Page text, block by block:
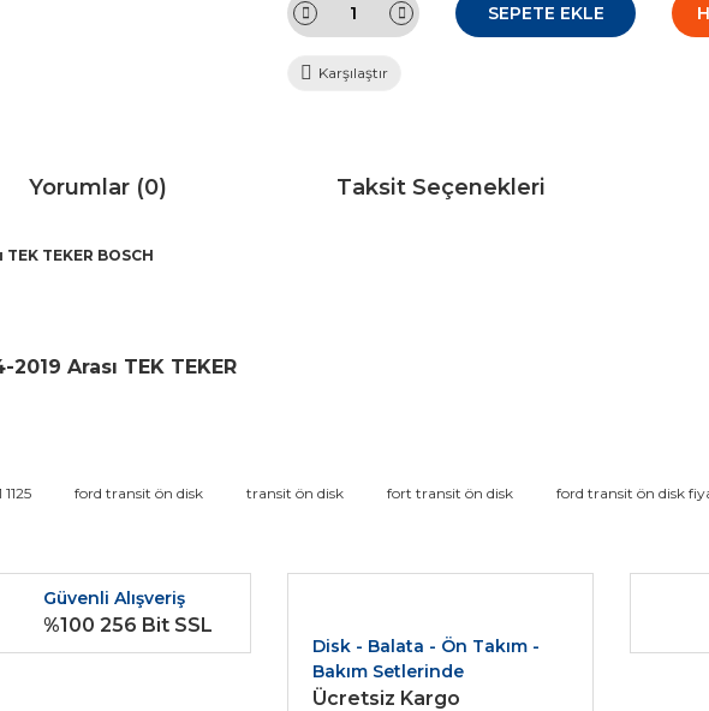
SEPETE EKLE
Karşılaştır
Yorumlar (0) Taksit Seçenekleri
TEKER BOSCH
Arası TEK TEKER
diğer konularda yetersiz gördüğünüz noktaları öneri formunu kullanarak tarafımıza
1125 ford transit ön disk transit ön disk fort transit ön disk ford transit ön disk
Güvenli Alışveriş
%100 256 Bit SSL
Disk - Balata - Ön Takım -
Bakım Setlerinde
Ücretsiz Kargo